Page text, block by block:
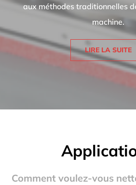
aux méthodes traditionnelles
machine.
LIRE LA SUITE
Comment voulez-vous